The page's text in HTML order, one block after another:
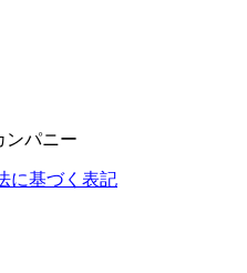
ンパニー
に基づく表記